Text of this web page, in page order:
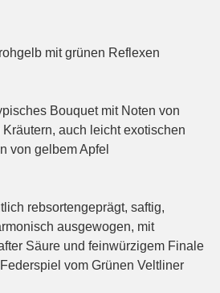
mit grünen Reflexen
Bouquet mit Noten von
auch leicht exotischen
von gelbem Apfel
rebsortengeprägt, saftig,
ausgewogen, mit
Säure und feinwürzigem Finale
vom Grünen Veltliner